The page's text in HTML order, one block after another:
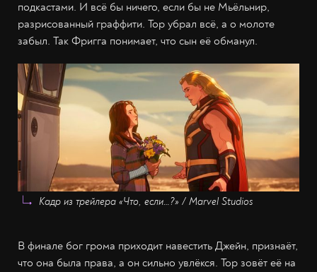
подкастами. И всё бы ничего, если бы не Мьёльнир,
разрисованный граффити. Тор убрал всё, а о молоте
забыл. Так Фригга понимает, что сын её обманул.
Кадр из трейлера «Что, если…?» / Marvel Studios
В финале бог грома приходит навестить Джейн, признаёт,
что она была права, а он сильно увлёкся. Тор зовёт её на